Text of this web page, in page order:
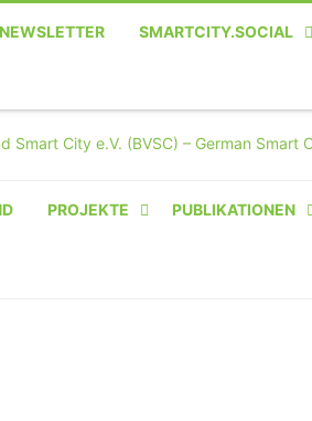
NEWSLETTER SMARTCITY.SOCIAL
PROJEKTE PUBLIKATIONEN